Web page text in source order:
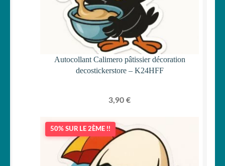
Autocollant Calimero pâtissier décoration
decostickerstore – K24HFF
3,90 €
50% SUR LE 2ÈME !!